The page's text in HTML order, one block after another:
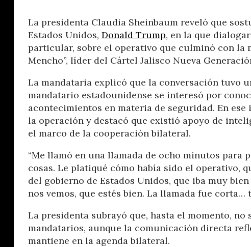
La presidenta Claudia Sheinbaum reveló que
Estados Unidos, Donald Trump, en la que
particular, sobre el operativo que culminó con la
Mencho”, líder del Cártel Jalisco Nueva
La mandataria explicó que la conversación tuvo
mandatario estadounidense se interesó por
acontecimientos en materia de seguridad. En
la operación y destacó que existió apoyo de
el marco de la cooperación bilateral.
“Me llamó en una llamada de ocho minutos para
cosas. Le platiqué cómo había sido el operativo,
del gobierno de Estados Unidos, que iba muy
nos vemos, que estés bien. La llamada fue
La presidenta subrayó que, hasta el momento,
mandatarios, aunque la comunicación directa
mantiene en la agenda bilateral.